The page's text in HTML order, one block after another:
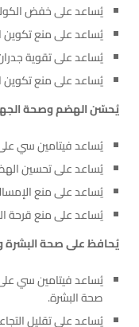
يُساعد على خفض
يُساعد على منع تكوين
يُساعد على تقوية
يُساعد على منع تكوين
يُحسّن الهضم وصحة
يُساعد فيتامين سي
يُساعد على تحسين
يُساعد على منع
يُساعد على منع قرحة
يُحافظ على صحة البشرة
يُساعد فيتامين سي
صحة البشرة.
يُساعد على تقليل